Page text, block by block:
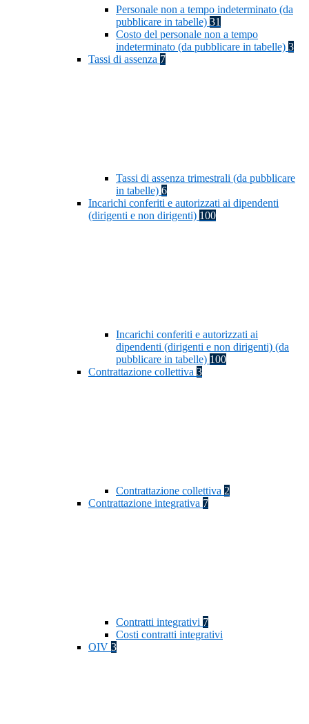
Personale non a tempo indeterminato (da
pubblicare in tabelle) 31
Costo del personale non a tempo
indeterminato (da pubblicare in tabelle) 3
Tassi di assenza 7
Tassi di assenza trimestrali (da pubblicare
in tabelle) 6
Incarichi conferiti e autorizzati ai dipendenti
(dirigenti e non dirigenti) 100
Incarichi conferiti e autorizzati ai
dipendenti (dirigenti e non dirigenti) (da
pubblicare in tabelle) 100
Contrattazione collettiva 3
Contrattazione collettiva 2
Contrattazione integrativa 7
Contratti integrativi 7
Costi contratti integrativi
OIV 3